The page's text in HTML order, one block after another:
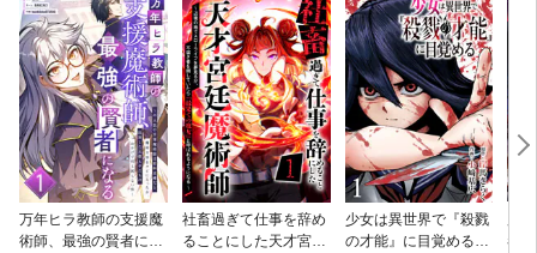
万年ヒラ教師の支援魔
術師、最強の賢者にな
社畜過ぎて仕事を辞め
ることにした天才宮廷
少女は異世界で『殺戮
の才能』に目覚める
者